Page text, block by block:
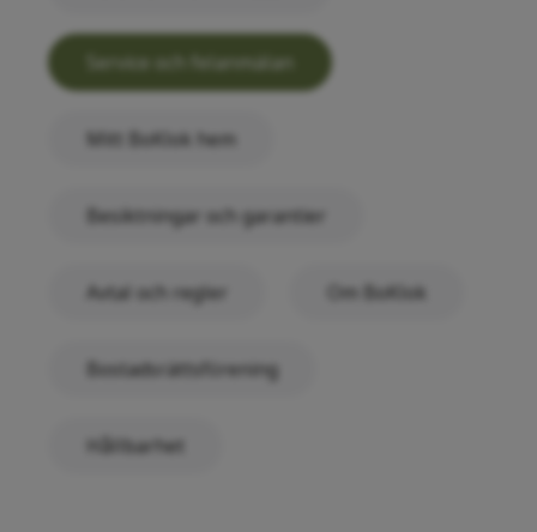
Service och felanmälan
Mitt BoKlok hem
Besiktningar och garantier
Avtal och regler Om BoKlok
Bostadsrättsförening
Hållbarhet